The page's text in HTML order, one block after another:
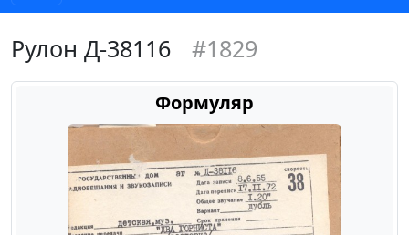
Рулон Д-38116 #1829
Формуляр